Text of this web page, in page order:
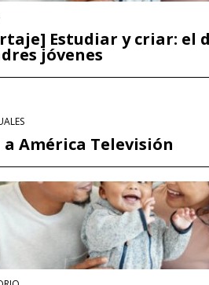
Estudiar y criar: el
jóvenes
América Televisión